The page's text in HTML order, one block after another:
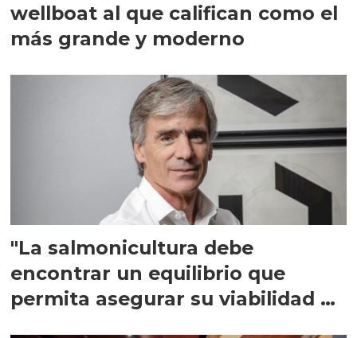
wellboat al que califican como el
más grande y moderno
"La salmonicultura debe
encontrar un equilibrio que
permita asegurar su viabilidad de